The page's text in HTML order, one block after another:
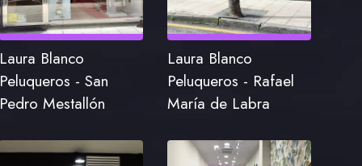
Laura Blanco
Peluqueros - San
Pedro Mestallón
Laura Blanco
Peluqueros - Rafael
María de Labra